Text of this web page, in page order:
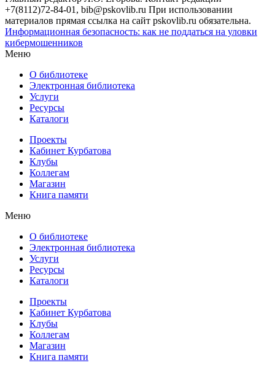
+7(8112)72-84-01, bib@pskovlib.ru При использовании
материалов прямая ссылка на сайт pskovlib.ru обязательна.
Информационная безопасность: как не поддаться на уловки
кибермошенников
Меню
О библиотеке
Электронная библиотека
Услуги
Ресурсы
Каталоги
Проекты
Кабинет Курбатова
Клубы
Коллегам
Магазин
Книга памяти
Меню
О библиотеке
Электронная библиотека
Услуги
Ресурсы
Каталоги
Проекты
Кабинет Курбатова
Клубы
Коллегам
Магазин
Книга памяти